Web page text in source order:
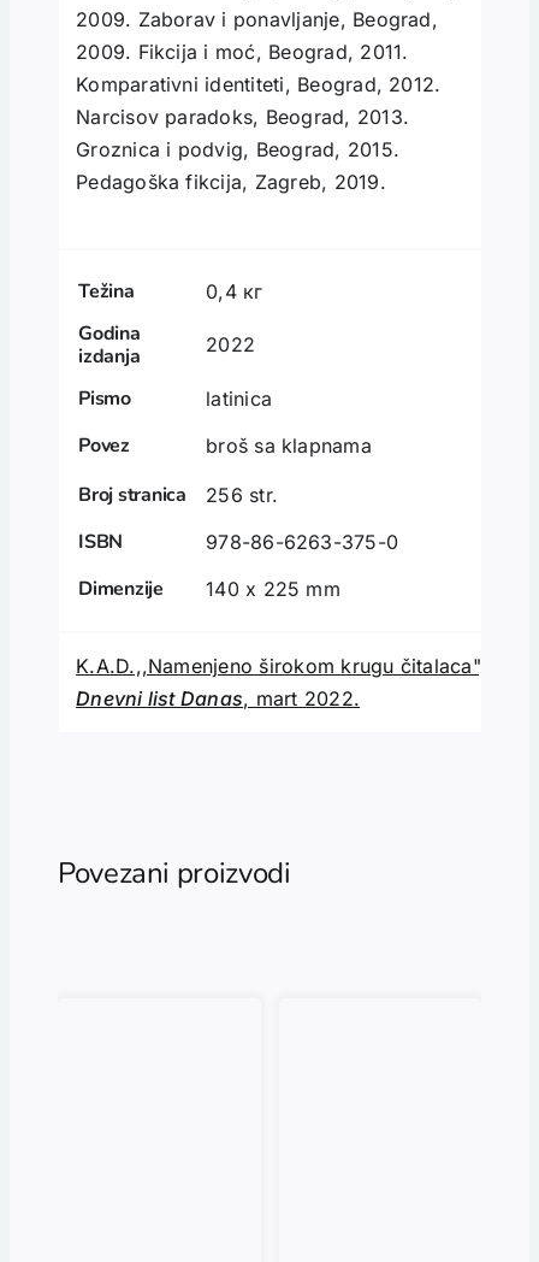
2009. Zaborav i ponavljanje, Beograd,
2009. Fikcija i moć, Beograd, 2011.
Komparativni identiteti, Beograd, 2012.
Narcisov paradoks, Beograd, 2013.
Groznica i podvig, Beograd, 2015.
Pedagoška fikcija, Zagreb, 2019.
Težina 0,4 кг
Godina
izdanja
2022
Pismo latinica
Povez broš sa klapnama
Broj stranica 256 str.
ISBN 978-86-6263-375-0
Dimenzije 140 x 225 mm
K.A.D.,,Namenjeno širokom krugu čitalaca",
Dnevni list Danas, mart 2022.
Povezani proizvodi